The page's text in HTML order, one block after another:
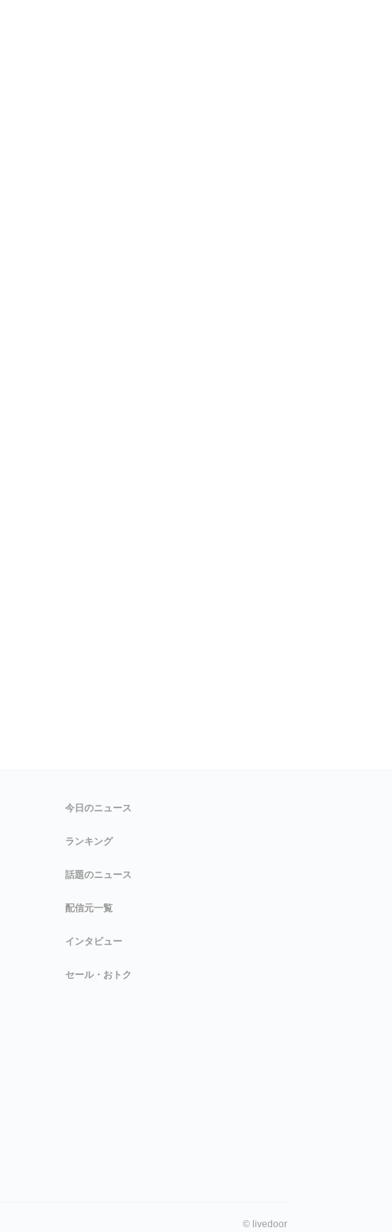
今日のニュース
ランキング
話題のニュース
配信元一覧
インタビュー
セール・おトク
© livedoor